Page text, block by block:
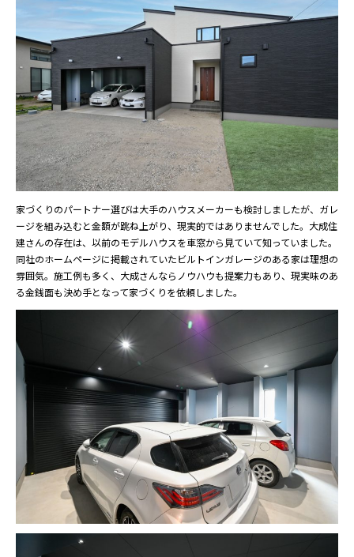
家づくりのパートナー選びは大手のハウスメーカーも検討しましたが、ガレ
ージを組み込むと金額が跳ね上がり、現実的ではありませんでした。大成住
建さんの存在は、以前のモデルハウスを車窓から見ていて知っていました。
同社のホームページに掲載されていたビルトインガレージのある家は理想の
雰囲気。施工例も多く、大成さんならノウハウも提案力もあり、現実味のあ
る金銭面も決め手となって家づくりを依頼しました。